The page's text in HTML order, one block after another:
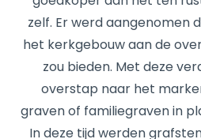
zelf. Er werd aangenomen
het kerkgebouw aan de
zou bieden. Met deze
overstap naar het
graven of familiegraven in
In deze tijd werden